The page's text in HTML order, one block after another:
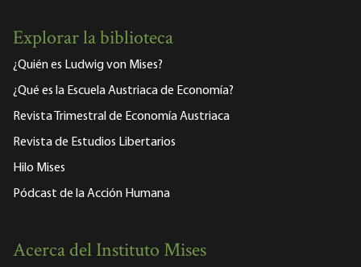
Explorar la biblioteca
¿Quién es Ludwig von Mises?
¿Qué es la Escuela Austriaca de Economía?
Revista Trimestral de Economía Austriaca
Revista de Estudios Libertarios
Hilo Mises
Pódcast de la Acción Humana
Acerca del Instituto Mises